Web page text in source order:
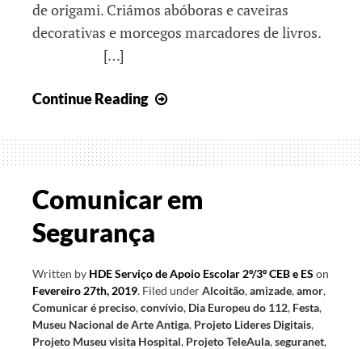
de origami. Criámos abóboras e caveiras
decorativas e morcegos marcadores de livros.
[…]
Continue Reading
ser
Criança
Comunicar em
Segurança
Written by HDE Serviço de Apoio Escolar 2º/3º CEB e ES on
Fevereiro 27th, 2019. Filed underAlcoitão,amizade,amor,
Comunicar é preciso,convívio, Dia Europeu do 112, Festa,
Museu Nacional de Arte Antiga, Projeto Lideres Digitais,
Projeto Museu visita Hospital, Projeto TeleAula,seguranet,